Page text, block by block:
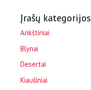
Įrašų kategorijos
Ankštiniai
Blynai
Desertai
Kiaušiniai